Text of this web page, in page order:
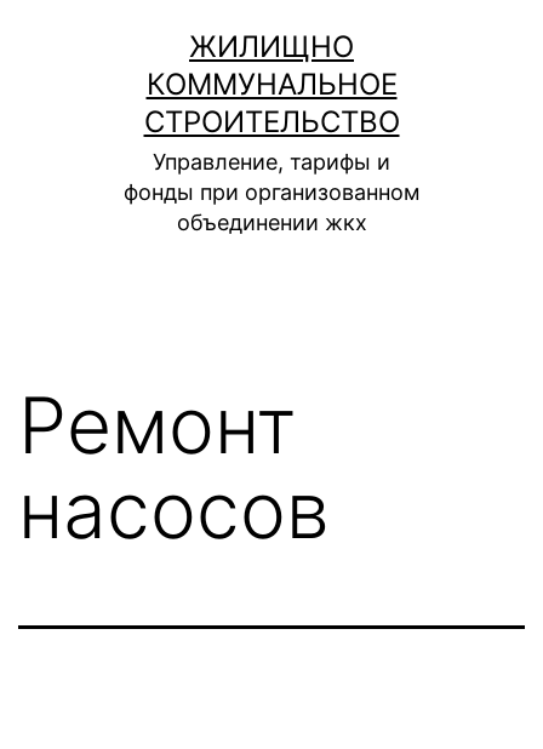
содержимому
ЖИЛИЩНО
КОММУНАЛЬНОЕ
СТРОИТЕЛЬСТВО
Управление, тарифы и
фонды при организованном
объединении жкх
Ремонт
насосов